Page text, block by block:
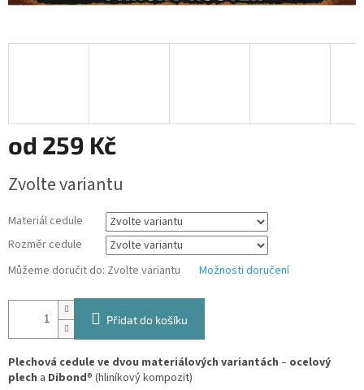
od 259 Kč
cena:
Zvolte variantu
Materiál cedule
Rozměr cedule
Můžeme doručit do: Zvolte variantu Možnosti doručení
Přidat do košíku
Plechová cedule ve dvou materiálových variantách – ocelový
plech a Dibond® (hliníkový kompozit)